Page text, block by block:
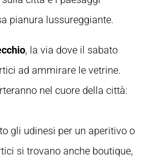
pianura lussureggiante.
, la via dove il sabato
ad ammirare le vetrine.
nel cuore della città:
gli udinesi per un aperitivo o
si trovano anche boutique,